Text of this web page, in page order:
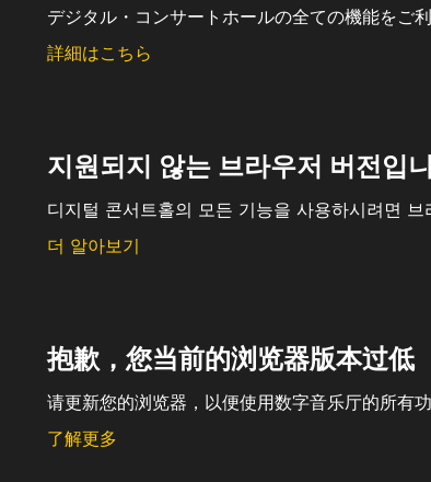
デジタル・コンサートホールの全ての機能をご
詳細はこちら
지원되지 않는 브라우저 버전입
디지털 콘서트홀의 모든 기능을 사용하시려면
더 알아보기
抱歉，您当前的浏览器版本过低
请更新您的浏览器，以便使用数字音乐厅的所有功
了解更多